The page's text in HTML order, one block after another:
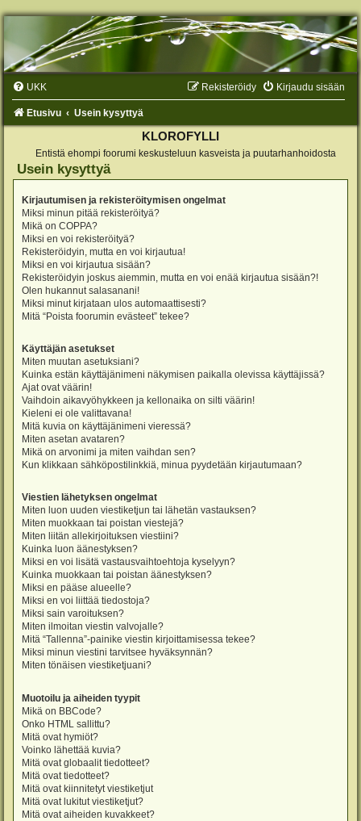
UKK Kirjaudu sisään
Rekisteröidy
Etusivu Usein kysyttyä
KLOROFYLLI
Entistä ehompi foorumi keskusteluun kasveista ja puutarhanhoidosta
Usein kysyttyä
Kirjautumisen ja rekisteröitymisen ongelmat
Miksi minun pitää rekisteröityä?
Mikä on COPPA?
Miksi en voi rekisteröityä?
Rekisteröidyin, mutta en voi kirjautua!
Miksi en voi kirjautua sisään?
Rekisteröidyin joskus aiemmin, mutta en voi enää kirjautua sisään?!
Olen hukannut salasanani!
Miksi minut kirjataan ulos automaattisesti?
Mitä “Poista foorumin evästeet” tekee?
Käyttäjän asetukset
Miten muutan asetuksiani?
Kuinka estän käyttäjänimeni näkymisen paikalla olevissa käyttäjissä?
Ajat ovat väärin!
Vaihdoin aikavyöhykkeen ja kellonaika on silti väärin!
Kieleni ei ole valittavana!
Mitä kuvia on käyttäjänimeni vieressä?
Miten asetan avataren?
Mikä on arvonimi ja miten vaihdan sen?
Kun klikkaan sähköpostilinkkiä, minua pyydetään kirjautumaan?
Viestien lähetyksen ongelmat
Miten luon uuden viestiketjun tai lähetän vastauksen?
Miten muokkaan tai poistan viestejä?
Miten liitän allekirjoituksen viestiini?
Kuinka luon äänestyksen?
Miksi en voi lisätä vastausvaihtoehtoja kyselyyn?
Kuinka muokkaan tai poistan äänestyksen?
Miksi en pääse alueelle?
Miksi en voi liittää tiedostoja?
Miksi sain varoituksen?
Miten ilmoitan viestin valvojalle?
Mitä “Tallenna”-painike viestin kirjoittamisessa tekee?
Miksi minun viestini tarvitsee hyväksynnän?
Miten tönäisen viestiketjuani?
Muotoilu ja aiheiden tyypit
Mikä on BBCode?
Onko HTML sallittu?
Mitä ovat hymiöt?
Voinko lähettää kuvia?
Mitä ovat globaalit tiedotteet?
Mitä ovat tiedotteet?
Mitä ovat kiinnitetyt viestiketjut
Mitä ovat lukitut viestiketjut?
Mitä ovat aiheiden kuvakkeet?